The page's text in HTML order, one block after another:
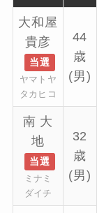
大和屋
貴彦
当選
ヤマトヤ
タカヒコ
44
歳
(男)
南 大
地
当選
ミナミ
ダイチ
32
歳
(男)